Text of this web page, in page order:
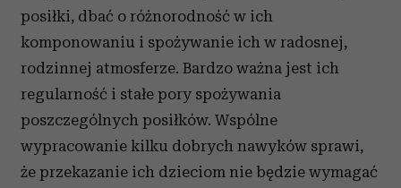
posiłki, dbać o różnorodność w ich
komponowaniu i spożywanie ich w radosnej,
rodzinnej atmosferze. Bardzo ważna jest ich
regularność i stałe pory spożywania
poszczególnych posiłków. Wspólne
wypracowanie kilku dobrych nawyków sprawi,
że przekazanie ich dzieciom nie będzie wymagać